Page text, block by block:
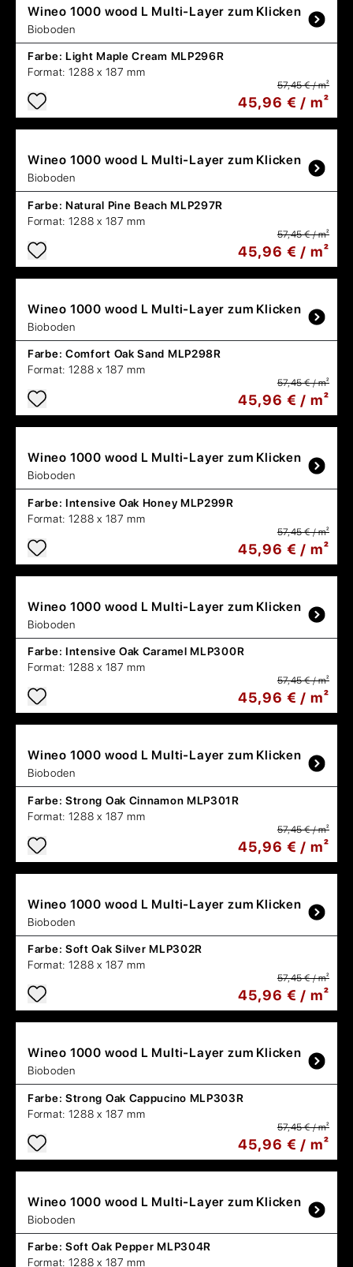
Wineo 1000 wood L Multi-Layer zum Klicken
Bioboden
Farbe: Light Maple Cream MLP296R
Format: 1288 x 187 mm
57,45 € / m²
45,96 € / m²
Wineo 1000 wood L Multi-Layer zum Klicken
Bioboden
Farbe: Natural Pine Beach MLP297R
Format: 1288 x 187 mm
57,45 € / m²
45,96 € / m²
Wineo 1000 wood L Multi-Layer zum Klicken
Bioboden
Farbe: Comfort Oak Sand MLP298R
Format: 1288 x 187 mm
57,45 € / m²
45,96 € / m²
Wineo 1000 wood L Multi-Layer zum Klicken
Bioboden
Farbe: Intensive Oak Honey MLP299R
Format: 1288 x 187 mm
57,45 € / m²
45,96 € / m²
Wineo 1000 wood L Multi-Layer zum Klicken
Bioboden
Farbe: Intensive Oak Caramel MLP300R
Format: 1288 x 187 mm
57,45 € / m²
45,96 € / m²
Wineo 1000 wood L Multi-Layer zum Klicken
Bioboden
Farbe: Strong Oak Cinnamon MLP301R
Format: 1288 x 187 mm
57,45 € / m²
45,96 € / m²
Wineo 1000 wood L Multi-Layer zum Klicken
Bioboden
Farbe: Soft Oak Silver MLP302R
Format: 1288 x 187 mm
57,45 € / m²
45,96 € / m²
Wineo 1000 wood L Multi-Layer zum Klicken
Bioboden
Farbe: Strong Oak Cappucino MLP303R
Format: 1288 x 187 mm
57,45 € / m²
45,96 € / m²
Wineo 1000 wood L Multi-Layer zum Klicken
Bioboden
Farbe: Soft Oak Pepper MLP304R
Format: 1288 x 187 mm